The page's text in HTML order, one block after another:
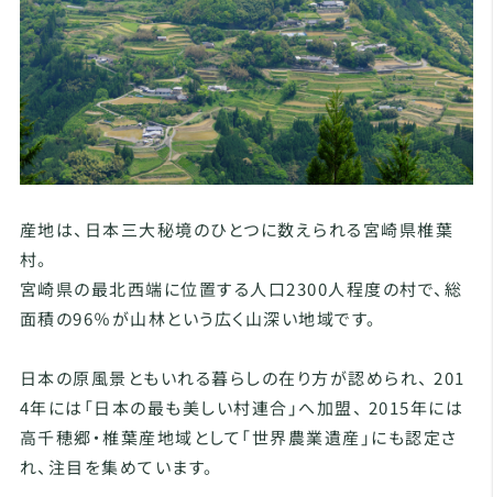
産地は、日本三大秘境のひとつに数えられる宮崎県椎葉
村。
宮崎県の最北西端に位置する人口2300人程度の村で、総
面積の96％が山林という広く山深い地域です。
日本の原風景ともいれる暮らしの在り方が認められ、 201
4年には「日本の最も美しい村連合」へ加盟、 2015年には
高千穂郷・椎葉産地域として「世界農業遺産」にも認定さ
れ、注目を集めています。